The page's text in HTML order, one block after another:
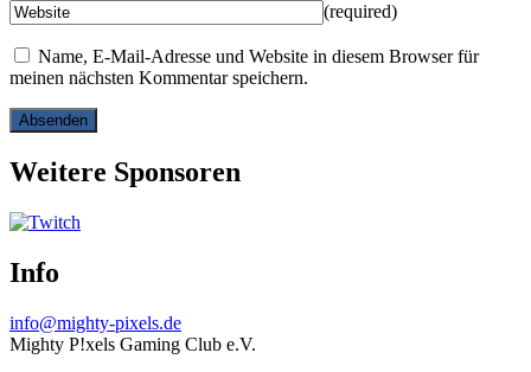
(required)
Name, E-Mail-Adresse und Website in diesem Browser für
meinen nächsten Kommentar speichern.
Weitere Sponsoren
Info
info@mighty-pixels.de
Mighty P!xels Gaming Club e.V.